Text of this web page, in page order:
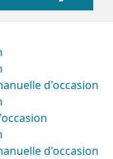
d'occasion
d'occasion